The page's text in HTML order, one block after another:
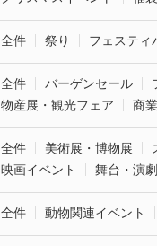
全件 祭り フェスティ
全件 バーゲンセール
物産展・観光フェア
商
全件 美術展・博物展
映画イベント
舞台・演劇
全件 動物関連イベント